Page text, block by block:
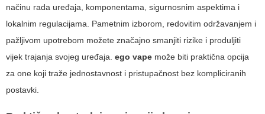
načinu rada uređaja, komponentama, sigurnosnim aspektima i
lokalnim regulacijama. Pametnim izborom, redovitim održavanjem i
pažljivom upotrebom možete značajno smanjiti rizike i produljiti
vijek trajanja svojeg uređaja. ego vape može biti praktična opcija
za one koji traže jednostavnost i pristupačnost bez kompliciranih
postavki.